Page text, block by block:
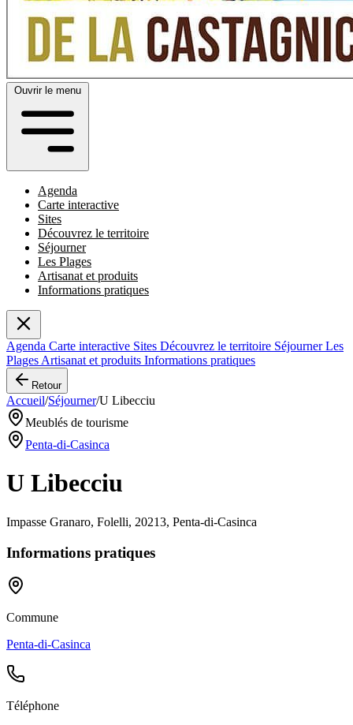
Ouvrir le menu
Agenda
Carte interactive
Sites
Découvrez le territoire
Séjourner
Les Plages
Artisanat et produits
Informations pratiques
Agenda Carte interactive Sites Découvrez le territoire SéjournerLes
Plages Artisanat et produits Informations pratiques
Retour
Accueil/Séjourner/U Libecciu
Meublés de tourisme
Penta-di-Casinca
U Libecciu
Impasse Granaro, Folelli, 20213, Penta-di-Casinca
Informations pratiques
Commune
Penta-di-Casinca
Téléphone